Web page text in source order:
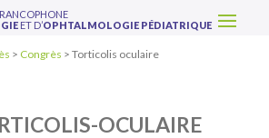
ET D’OPHTALMOLOGIE PÉDIATRIQUE
> Congrès > Torticolis oculaire
OCULAIRE